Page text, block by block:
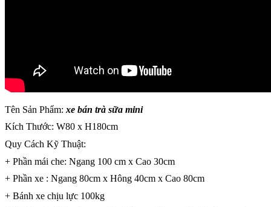
Tên Sản Phẩm: xe bán trà sữa mini
Kích Thước: W80 x H180cm
Quy Cách Kỹ Thuật:
+ Phần mái che: Ngang 100 cm x Cao 30cm
+ Phần xe : Ngang 80cm x Hông 40cm x Cao 80cm
+ Bánh xe chịu lực 100kg